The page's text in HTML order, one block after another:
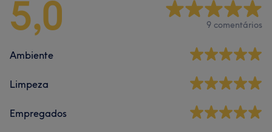
5,0 9 comentários
Ambiente
Limpeza
Empregados